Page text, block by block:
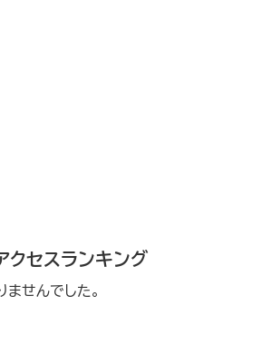
クセスランキング
せんでした。